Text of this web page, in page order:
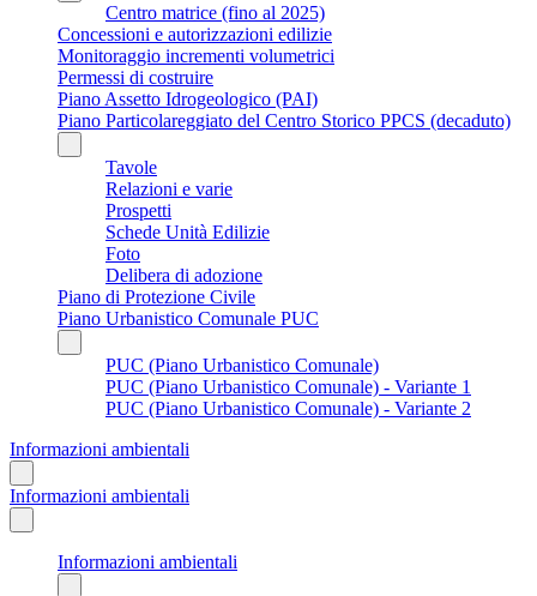
Centro matrice (fino al 2025)
Concessioni e autorizzazioni edilizie
Monitoraggio incrementi volumetrici
Permessi di costruire
Piano Assetto Idrogeologico (PAI)
Piano Particolareggiato del Centro Storico PPCS (decaduto)
Tavole
Relazioni e varie
Prospetti
Schede Unità Edilizie
Foto
Delibera di adozione
Piano di Protezione Civile
Piano Urbanistico Comunale PUC
PUC (Piano Urbanistico Comunale)
PUC (Piano Urbanistico Comunale) - Variante 1
PUC (Piano Urbanistico Comunale) - Variante 2
Informazioni ambientali
Informazioni ambientali
Informazioni ambientali